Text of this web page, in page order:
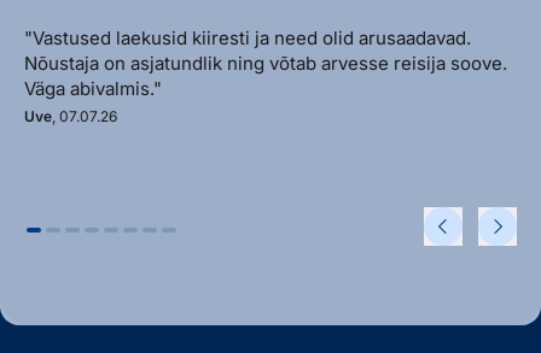
"Vastused laekusid kiiresti ja need olid arusaadavad.
Nõustaja on asjatundlik ning võtab arvesse reisija soove.
Väga abivalmis."
Uve, 07.07.26